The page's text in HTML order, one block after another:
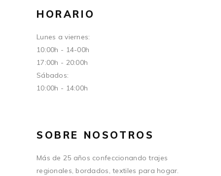
HORARIO
Lunes a viernes:
10:00h - 14-00h
17:00h - 20:00h
Sábados:
10:00h - 14:00h
SOBRE NOSOTROS
Más de 25 años confeccionando trajes
regionales, bordados, textiles para hogar.